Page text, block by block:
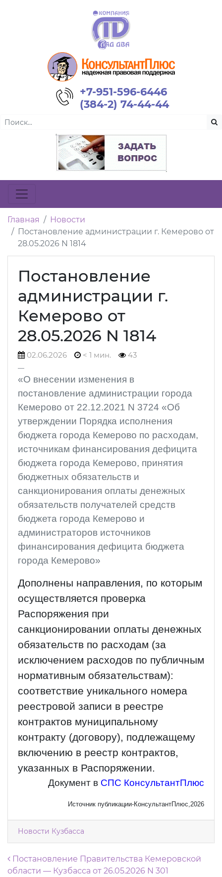
+7-951-596-6446
(384-2) 74-44-44
Главная
Новости
Постановление администрации г. Кемерово от
28.05.2026 N 1814
Постановление
администрации г.
Кемерово от
28.05.2026 N 1814
02.06.2026 < 1 мин. 43
«О внесении изменения в
постановление администрации города
Кемерово от 22.12.2021 N 3724 «Об
утверждении Порядка исполнения
бюджета города Кемерово по расходам,
источникам финансирования дефицита
бюджета города Кемерово, принятия
бюджетных обязательств и
санкционирования оплаты денежных
обязательств получателей средств
бюджета города Кемерово и
администраторов источников
финансирования дефицита бюджета
города Кемерово»
Дополнены направления, по которым
осуществляется проверка
Распоряжения при
санкционировании оплаты денежных
обязательств по расходам (за
исключением расходов по публичным
нормативным обязательствам):
соответствие уникального номера
реестровой записи в реестре
контрактов муниципальному
контракту (договору), подлежащему
включению в реестр контрактов,
указанных в Распоряжении.
Документ в СПС КонсультантПлюс
Источник публикации-КонсультантПлюс,2026
Новости Кузбасса
Навигация по записям
Постановление Правительства Кемеровской
области — Кузбасса от 26.05.2026 N 301